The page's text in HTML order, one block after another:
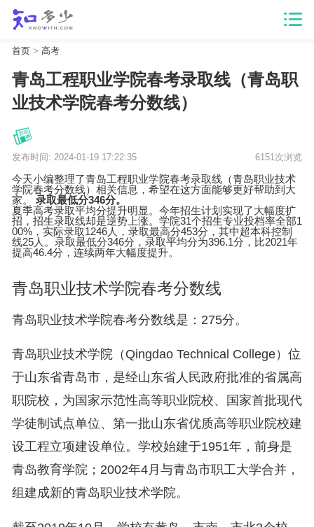
首页> 高考
青岛工程职业学院春考录取线（青岛职
业技术学院春考分数线）
发布时间: 2024-01-19 17:22:35 6151次浏览
今天小编整理了青岛工程职业学院春考录取线（青岛职业技术
学院春考分数线）相关信息，希望在这方面能够更好帮助到大
家。 录取最低分346分。
夏季高考录取平均分提升明显。今年招生计划实现了大幅度扩
招，招生录取线却是逆势上涨。学院31个招生专业投档率全部1
00%，实际录取1246人，录取最高分453分，其中超本科控制
线25人。录取最低分346分，录取平均分为396.1分，比2021年
提高46.4分，连续两年大幅度提升。
青岛职业技术学院春考分数线
青岛职业技术学院春考分数线是：275分。
青岛职业技术学院（Qingdao Technical College）位
于山东省青岛市，是经山东省人民政府批准的省属高
职院校，为国家示范性高等职业院校、国家首批现代
学徒制试点单位、第一批山东省优质高等职业院校建
设工程立项建设单位。学校始建于1951年，前身是
青岛教育学院；2002年4月与青岛市职工大学合并，
组建成新的青岛职业技术学院。